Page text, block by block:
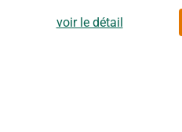
bibliothèque, tennis,
A11, A87N et A87 accessibles à
Écuillé à 0 m, Juvardeil à 0 m,
voir le détail